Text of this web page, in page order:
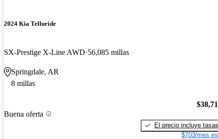
2024 Kia Telluride
SX-Prestige X-Line AWD 56,085 millas
Springdale, AR
8 millas
Buena oferta
El precio incluye tasas
$703/mes